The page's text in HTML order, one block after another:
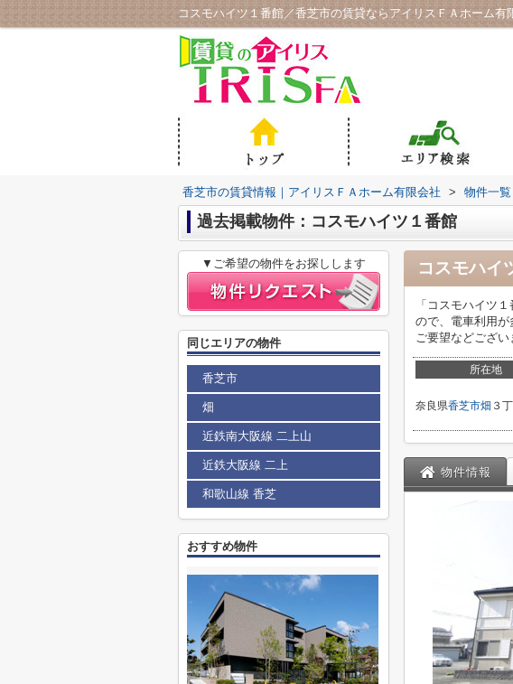
コスモハイツ１番館／香芝市の賃貸ならアイリスＦＡホーム有
香芝市の賃貸情報｜アイリスＦＡホーム有限会社 > 物件一覧
過去掲載物件：コスモハイツ１番館
コスモハイ
「コスモハイツ
ので、電車利用
ご要望などござい
所在地
奈良県香芝市畑 ３
物件情報
▼ご希望の物件をお探しします
同じエリアの物件
香芝市
畑
近鉄南大阪線 二上山
近鉄大阪線 二上
和歌山線 香芝
おすすめ物件